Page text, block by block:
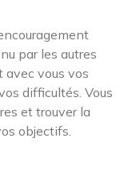
par les autres
avec vous vos
difficultés. Vous
et trouver la
objectifs.